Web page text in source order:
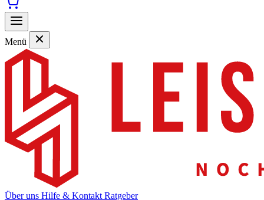
Menü
Über uns Hilfe & Kontakt Ratgeber